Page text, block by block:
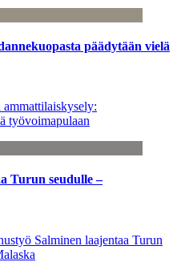
päädytään vielä
työvoimapulaan
Turun seudulle –
Salminen laajentaa Turun